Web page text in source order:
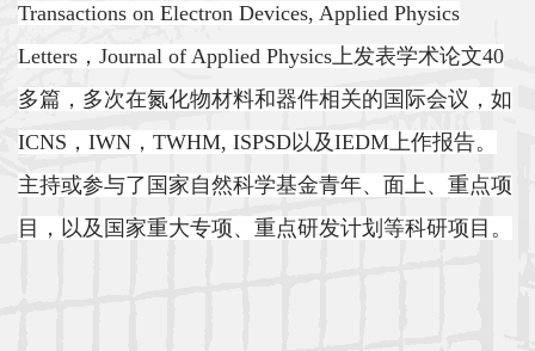
心
Transactions on Electron Devices, Applied Physics
Letters ， Journal of Applied Physics上发表学术论文40
多篇，多次在氮化物材料和器件相关的国际会议，如
ICNS ， IWN ， TWHM, ISPSD以及IEDM上作报告。
主持或参与了国家自然科学基金青年、面上、重点项
目，以及国家重大专项、重点研发计划等科研项目。